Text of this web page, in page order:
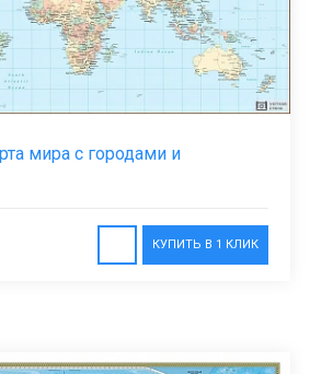
мира с городами и
КУПИТЬ В 1 КЛИК